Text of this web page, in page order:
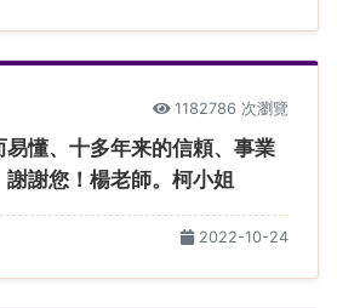
1182786 次瀏覽
懂、十多年来的信頼、事業
謝您！楊老師。柯小姐
2022-10-24